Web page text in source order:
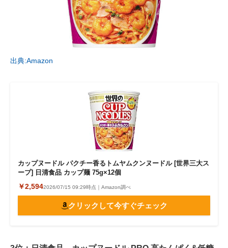
出典:Amazon
カップヌードル パクチー香るトムヤムクンヌードル [世界三大ス
ープ] 日清食品 カップ麺 75g×12個
￥2,5942026/07/15 09:29時点｜Amazon調べ
クリックして今すぐチェック